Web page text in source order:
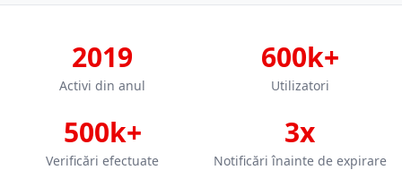
2019
Activi din anul
600k+
Utilizatori
500k+
Verificări efectuate
3x
Notificări înainte de expirare